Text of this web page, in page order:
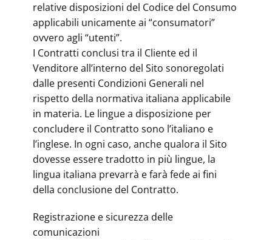
relative disposizioni del Codice del Consumo
applicabili unicamente ai “consumatori”
ovvero agli “utenti”.
I Contratti conclusi tra il Cliente ed il
Venditore all’interno del Sito sonoregolati
dalle presenti Condizioni Generali nel
rispetto della normativa italiana applicabile
in materia. Le lingue a disposizione per
concludere il Contratto sono l’italiano e
l’inglese. In ogni caso, anche qualora il Sito
dovesse essere tradotto in più lingue, la
lingua italiana prevarrà e farà fede ai fini
della conclusione del Contratto.
Registrazione e sicurezza delle
comunicazioni